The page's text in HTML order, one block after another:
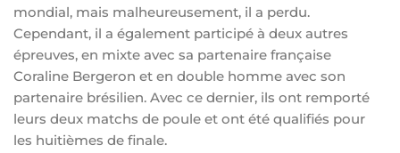
mondial, mais malheureusement, il a perdu.
Cependant, il a également participé à deux autres
épreuves, en mixte avec sa partenaire française
Coraline Bergeron et en double homme avec son
partenaire brésilien. Avec ce dernier, ils ont remporté
leurs deux matchs de poule et ont été qualifiés pour
les huitièmes de finale.